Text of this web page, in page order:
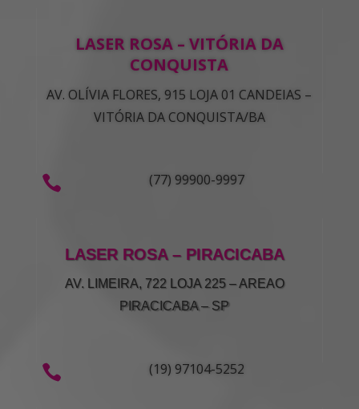
LASER ROSA – VITÓRIA DA
CONQUISTA
AV. OLÍVIA FLORES, 915 LOJA 01 CANDEIAS –
VITÓRIA DA CONQUISTA/BA
 (77) 99900-9997
LASER ROSA – PIRACICABA
AV. LIMEIRA, 722 LOJA 225 – AREAO
PIRACICABA – SP
 (19) 97104-5252